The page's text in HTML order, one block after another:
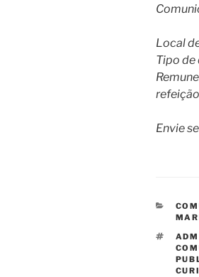
Local
Tipo de
Envie
ADM